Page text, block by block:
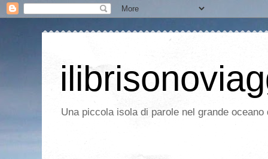
Una piccola isola di parole nel grande